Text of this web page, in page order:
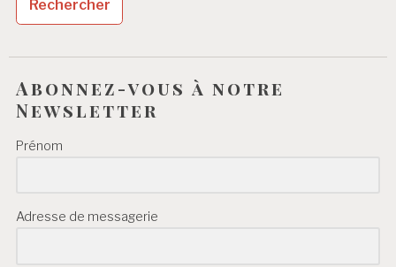
Abonnez-vous à notre
Newsletter
Prénom
Adresse de messagerie